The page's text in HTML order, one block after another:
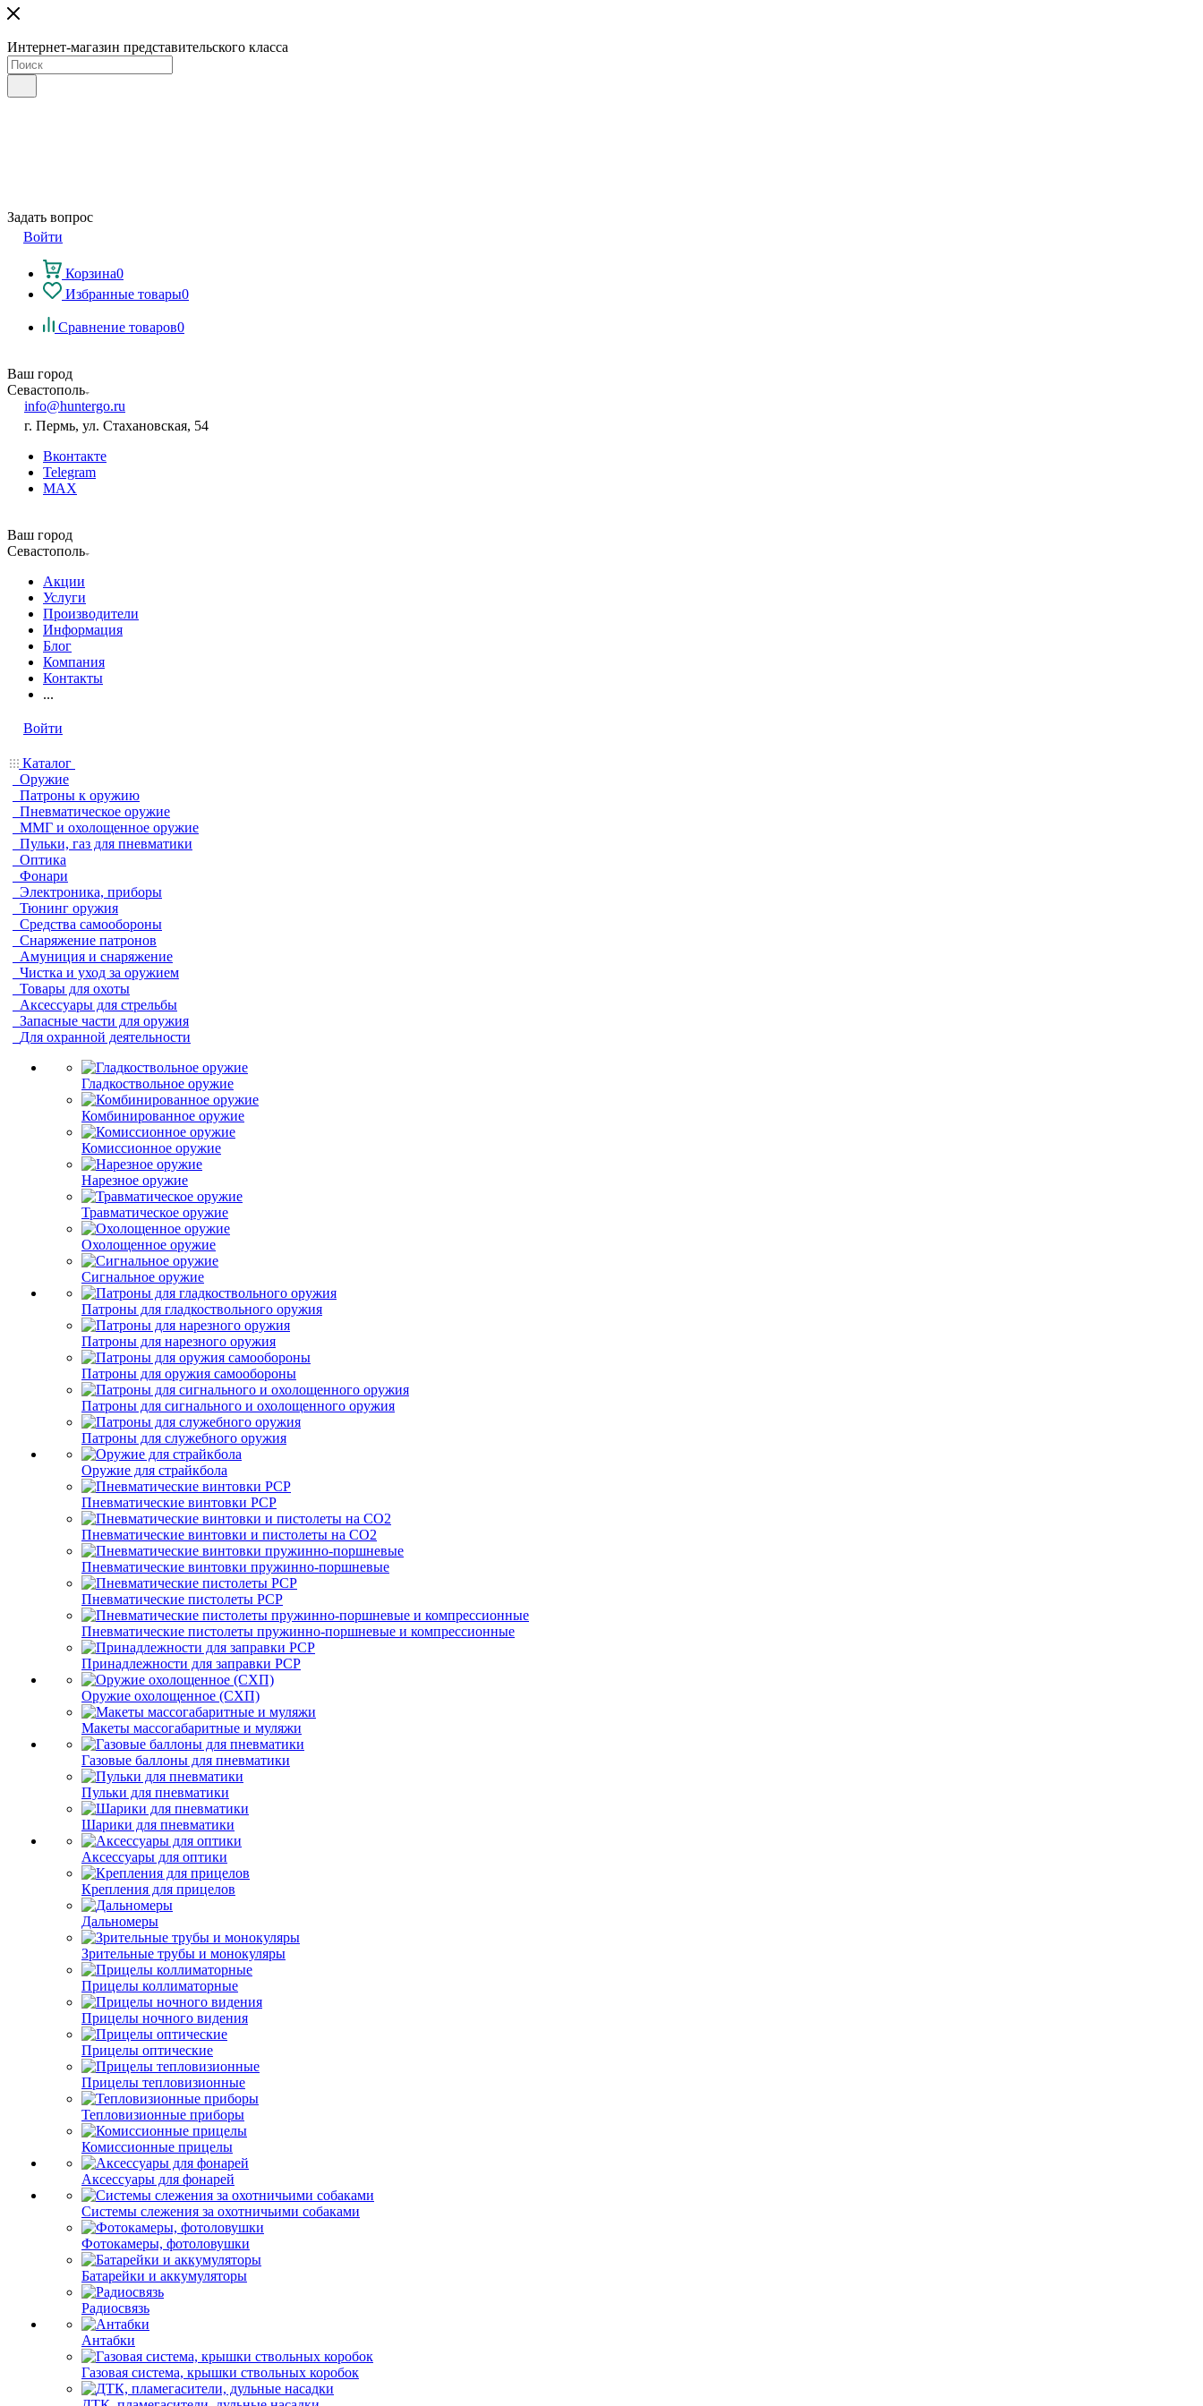
Интернет-магазин представительского класса
Задать вопрос
Войти
Корзина0
Избранные товары0
Сравнение товаров0
Ваш город
Севастополь
info@huntergo.ru
г. Пермь, ул. Стахановская, 54
Вконтакте
Telegram
MAX
Ваш город
Севастополь
Акции
Услуги
Производители
Информация
Блог
Компания
Контакты
...
Войти
Каталог
Оружие
Патроны к оружию
Пневматическое оружие
ММГ и охолощенное оружие
Пульки, газ для пневматики
Оптика
Фонари
Электроника, приборы
Тюнинг оружия
Средства самообороны
Снаряжение патронов
Амуниция и снаряжение
Чистка и уход за оружием
Товары для охоты
Аксессуары для стрельбы
Запасные части для оружия
Для охранной деятельности
Гладкоствольное оружие
Комбинированное оружие
Комиссионное оружие
Нарезное оружие
Травматическое оружие
Охолощенное оружие
Сигнальное оружие
Патроны для гладкоствольного оружия
Патроны для нарезного оружия
Патроны для оружия самообороны
Патроны для сигнального и охолощенного оружия
Патроны для служебного оружия
Оружие для страйкбола
Пневматические винтовки PCP
Пневматические винтовки и пистолеты на CO2
Пневматические винтовки пружинно-поршневые
Пневматические пистолеты PCP
Пневматические пистолеты пружинно-поршневые и компрессионные
Принадлежности для заправки PCP
Оружие охолощенное (СХП)
Макеты массогабаритные и муляжи
Газовые баллоны для пневматики
Пульки для пневматики
Шарики для пневматики
Аксессуары для оптики
Крепления для прицелов
Дальномеры
Зрительные трубы и монокуляры
Прицелы коллиматорные
Прицелы ночного видения
Прицелы оптические
Прицелы тепловизионные
Тепловизионные приборы
Комиссионные прицелы
Аксессуары для фонарей
Системы слежения за охотничьими собаками
Фотокамеры, фотоловушки
Батарейки и аккумуляторы
Радиосвязь
Антабки
Газовая система, крышки ствольных коробок